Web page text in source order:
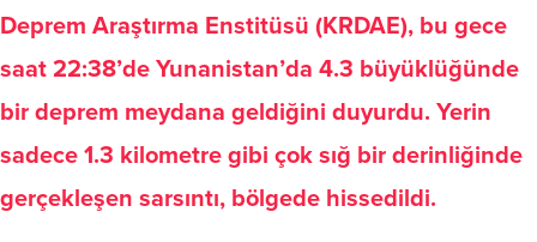
Deprem Araştırma Enstitüsü (KRDAE), bu gece
saat 22:38’de Yunanistan’da 4.3 büyüklüğünde
bir deprem meydana geldiğini duyurdu. Yerin
sadece 1.3 kilometre gibi çok sığ bir derinliğinde
gerçekleşen sarsıntı, bölgede hissedildi.